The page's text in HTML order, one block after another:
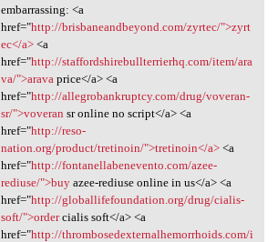
embarrassing: <a
href="http://brisbaneandbeyond.com/zyrtec/">zyrt
ec</a><a
href="http://staffordshirebullterrierhq.com/item/ara
va/">arava price</a> <a
href="http://allegrobankruptcy.com/drug/voveran-
sr/">voveran sr online no script</a> <a
href="http://reso-
nation.org/product/tretinoin/">tretinoin</a><a
href="http://fontanellabenevento.com/azee-
rediuse/">buyazee-rediuse online in us</a> <a
href="http://globallifefoundation.org/drug/cialis-
soft/">ordercialis soft</a> <a
href="http://thrombosedexternalhemorrhoids.com/i